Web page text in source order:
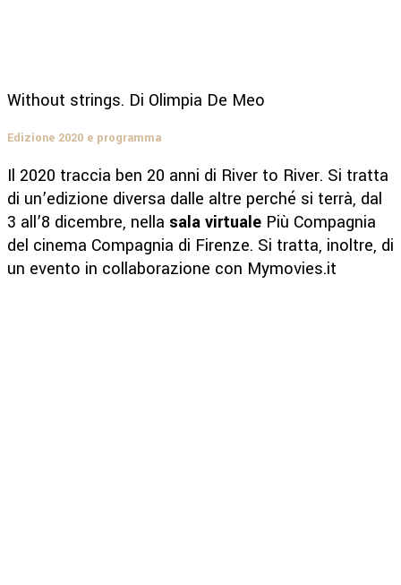
Without strings. Di Olimpia De Meo
Edizione 2020 e programma
Il 2020 traccia ben 20 anni di River to River. Si tratta
di un’edizione diversa dalle altre perché si terrà, dal
3 all’8 dicembre, nella sala virtuale Più Compagnia
del cinema Compagnia di Firenze. Si tratta, inoltre, di
un evento in collaborazione con Mymovies.it